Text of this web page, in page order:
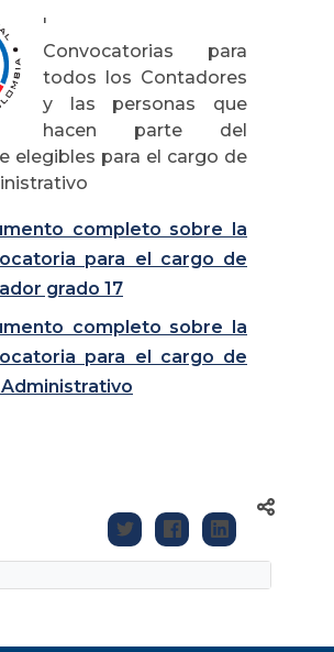
'
Convocatorias para
todos los Contadores
y las personas que
hacen parte del
elegibles para el cargo de
completo sobre la
para el cargo de
grado 17
completo sobre la
para el cargo de